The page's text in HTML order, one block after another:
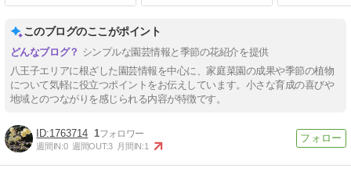
このブログのここがポイント
シンプルな園芸情報と季節の花紹介を提供
八王子エリアに根ざした園芸情報を中心に、家庭菜園の成果や季節の植物
について気軽に役立つポイントをお伝えしています。小さな育成の喜びや
地域とのつながりを感じられる内容が特徴です。
1763714 1
週間IN:0 週間OUT:3 月間IN:1